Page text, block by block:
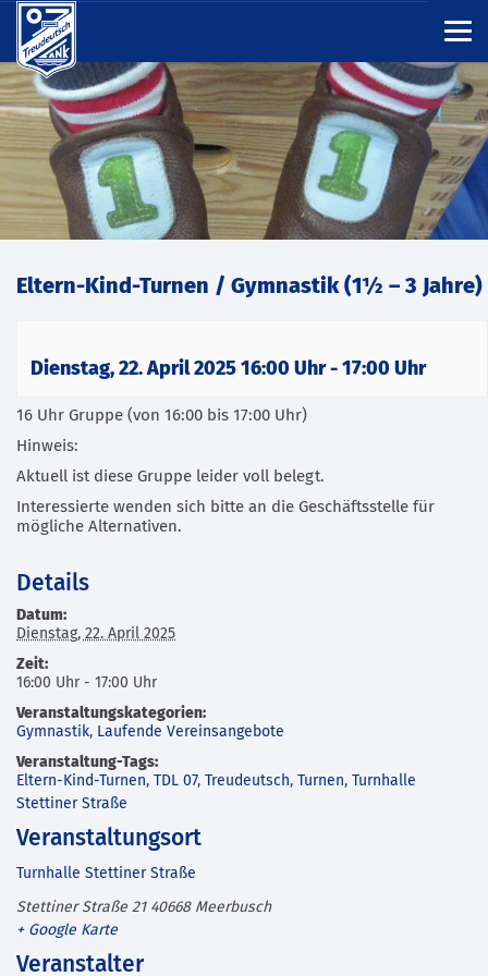
Eltern-Kind-Turnen / Gymnastik (1½ – 3 Jahre)
Dienstag, 22. April 2025 16:00 Uhr- 17:00 Uhr
16 Uhr Gruppe (von 16:00 bis 17:00 Uhr)
Hinweis:
Aktuell ist diese Gruppe leider voll belegt.
Interessierte wenden sich bitte an die Geschäftsstelle für
mögliche Alternativen.
Details
Datum:
Dienstag, 22. April 2025
Zeit:
16:00 Uhr - 17:00 Uhr
Veranstaltungskategorien:
Gymnastik, Laufende Vereinsangebote
Veranstaltung-Tags:
Eltern-Kind-Turnen, TDL 07, Treudeutsch, Turnen,
Turnhalle
Stettiner Straße
Veranstaltungsort
Turnhalle Stettiner Straße
Stettiner Straße 21 40668 Meerbusch
+ Google Karte
Veranstalter